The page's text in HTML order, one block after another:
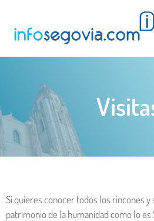
Si quieres conocer todos los rincones y
patrimonio de la humanidad como lo